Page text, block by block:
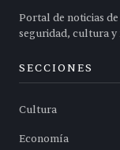
Portal de noticias
seguridad, cultura y
SECCIONES
Cultura
Economía